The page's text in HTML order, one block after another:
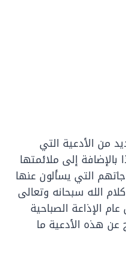
من الأدعية التي
إلى ملائمتها
التي يسألون عنها
الله سبحانه وتعالى
الإذاعة الصباحية
هذه الأدعية ما